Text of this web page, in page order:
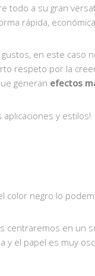
todo a su gran
rápida,
en este caso
respeto por la
generan efectos
y estilos!
color negro lo
centraremos en un
y el papel es muy